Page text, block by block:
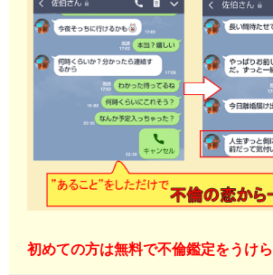
初めての方は無料で不倫鑑定をうけ